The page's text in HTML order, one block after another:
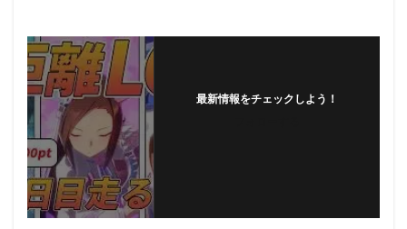
最新情報をチェックしよう！